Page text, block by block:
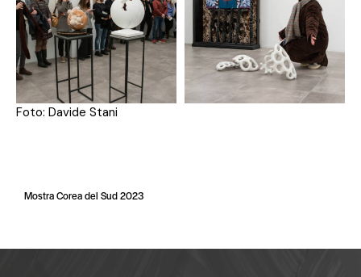
Foto: Davide Stani
Mostra Corea del Sud 2023